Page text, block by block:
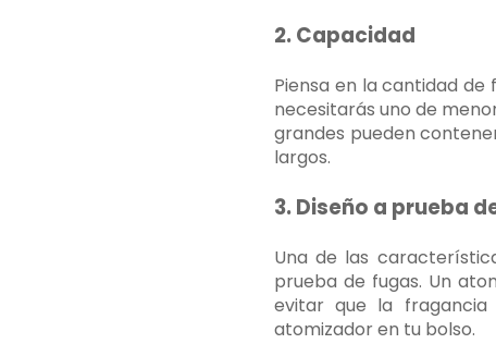
2. Capacidad
Piensa en la cantidad de
necesitarás uno de
grandes pueden
largos.
3. Diseño a prueba
Una de las
prueba de fugas. Un
evitar que la fragancia
atomizador en tu bolso.